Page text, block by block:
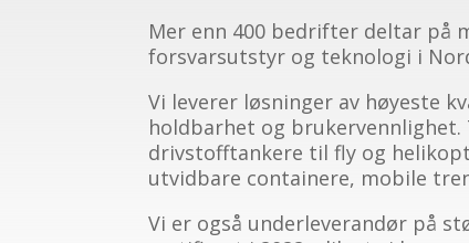
Mer enn 400 bedrifter deltar på
forsvarsutstyr og teknologi i
Vi leverer løsninger av høyeste
holdbarhet og
drivstofftankere til fly og
utvidbare containere, mobile
Vi er også underleverandør på